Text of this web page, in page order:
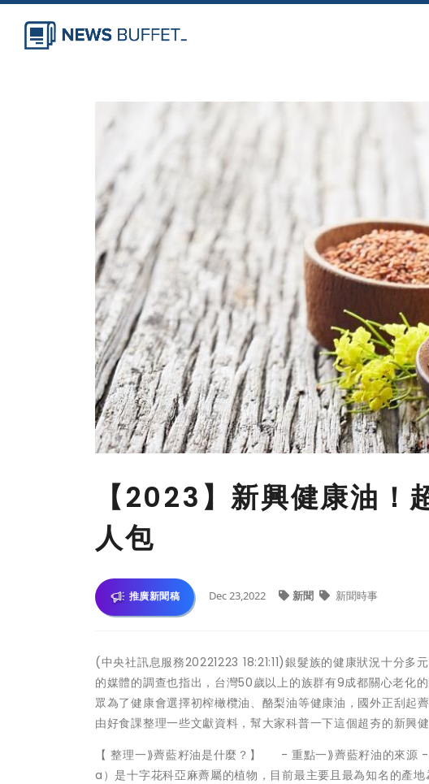
【2023】新興健康油！
人包
推廣新聞稿 Dec 23,2022 新聞 新聞時事
(中央社訊息服務20221223 18:21:11)銀髮族的健康狀況十分
的媒體的調查也指出，台灣50歲以上的族群有9成都關心老
眾為了健康會選擇初榨橄欖油、酪梨油等健康油，國外正刮起
由好食課整理一些文獻資料，幫大家科普一下這個超夯的新興健
【 整理一⟫薺藍籽油是什麼？】 - 重點一⟫薺藍籽油的來
a）是十字花科亞麻薺屬的植物，目前最主要且最為知名的產